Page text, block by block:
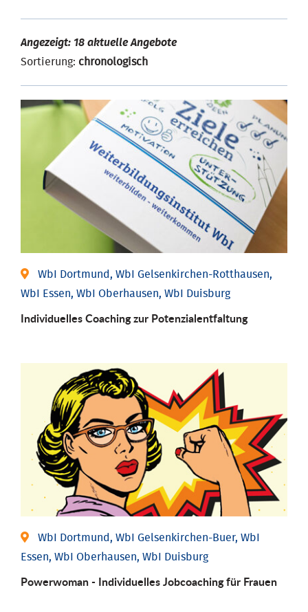
Angezeigt: 18 aktuelle Angebote
Sortierung: chronologisch
WbI Dortmund, WbI Gelsenkirchen-Rotthausen,
WbI Essen, WbI Oberhausen, WbI Duisburg
Individuelles Coaching zur Potenzialentfaltung
WbI Dortmund, WbI Gelsenkirchen-Buer, WbI
Essen, WbI Oberhausen, WbI Duisburg
Powerwoman - Individu­elles Job­coaching für Frauen